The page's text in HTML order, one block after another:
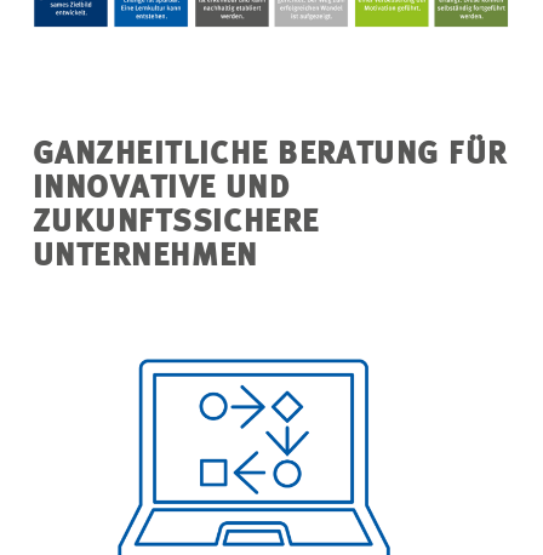
GANZHEITLICHE BERATUNG FÜR
INNOVATIVE UND
ZUKUNFTSSICHERE
UNTERNEHMEN